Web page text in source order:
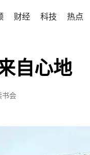
财经 科技 热点
自心地
书会